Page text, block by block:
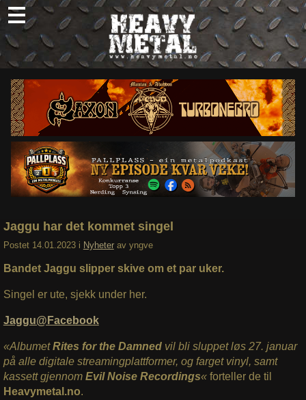
Skip
to
content
Nyheter
Omtaler
Intervjuer
Om oss
Abonner
Søk
Jaggu har det kommet singel
Postet 14.01.2023 i Nyheter av yngve
Bandet Jaggu slipper skive om et par uker.
Singel er ute, sjekk under her.
Jaggu@Facebook
«AlbumetRites for the Damned vil bli sluppet løs 27. januar
på alle digitale streamingplattformer, og farget vinyl, samt
kassett gjennom Evil Noise Recordings«forteller de til
Heavymetal.no.